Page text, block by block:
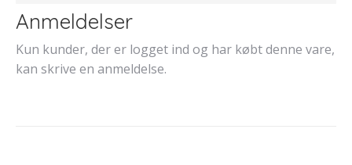
Anmeldelser
Kun kunder, der er logget ind og har købt denne vare,
kan skrive en anmeldelse.